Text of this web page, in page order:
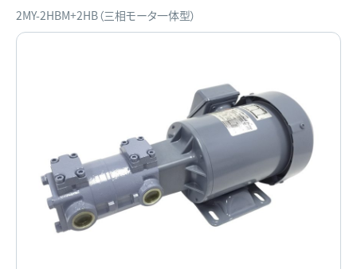
2MY-2HBM+2HB（三相モータ一体型）